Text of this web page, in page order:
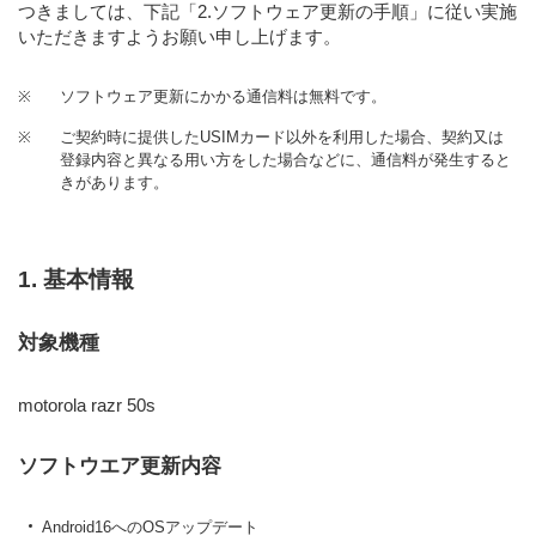
つきましては、下記「2.ソフトウェア更新の手順」に従い実施
いただきますようお願い申し上げます。
※ ソフトウェア更新にかかる通信料は無料です。
※
ご契約時に提供したUSIMカード以外を利用した場合、契約又は
登録内容と異なる用い方をした場合などに、通信料が発生すると
きがあります。
1. 基本情報
対象機種
motorola razr 50s
ソフトウエア更新内容
Android16へのOSアップデート